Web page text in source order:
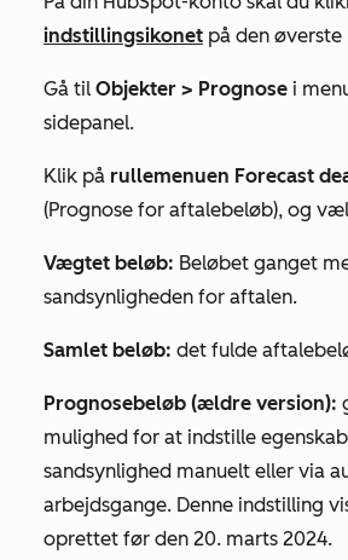
indstillingsikonet på den
Gå til Objekter > Prognose i
sidepanel.
Klik på rullemenuen Forecast
(Prognose for aftalebeløb), og
Vægtet beløb: Beløbet ganget
sandsynligheden for aftalen.
Samlet beløb: det fulde
Prognosebeløb (ældre version):
mulighed for at indstille
sandsynlighed manuelt eller via
arbejdsgange. Denne indstilling
oprettet før den 20. marts 2024.